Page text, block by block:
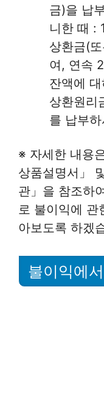
금)을 납
니한 때 :
상환금(
여, 연속
잔액에
상환원리
를 납부
※ 자세한 내용
상품설명서」
관」을 참조하
로 불이익에
아보도록 하겠
불이익에